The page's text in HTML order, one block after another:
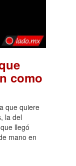
como
que quiere
la del
llegó
mano en